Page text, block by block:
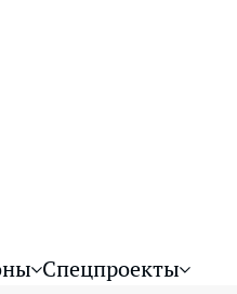
Спецпроекты